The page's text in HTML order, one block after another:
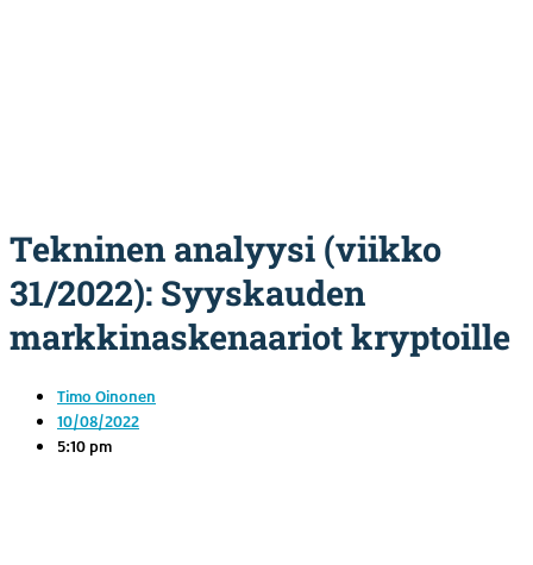
Tekninen analyysi (viikko
31/2022): Syyskauden
markkinaskenaariot kryptoille
Timo Oinonen
10/08/2022
5:10 pm